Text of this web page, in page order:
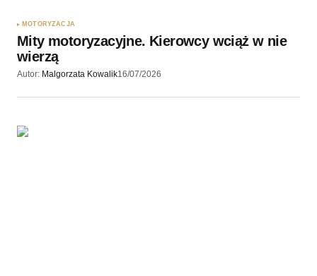
MOTORYZACJA
Mity motoryzacyjne. Kierowcy wciąż w nie
wierzą
Autor: Malgorzata Kowalik16/07/2026